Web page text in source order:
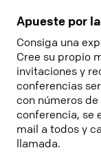
Apueste por
Consiga una
Cree su propio
invitaciones y
conferencias
con números
conferencia, se
mail a todos y
llamada.